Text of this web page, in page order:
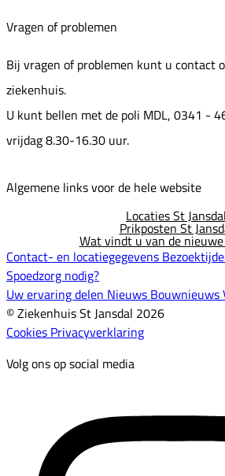
Vragen of problemen
Bij vragen of problemen kunt u contact
ziekenhuis.
U kunt bellen met de poli MDL, 0341 -
vrijdag 8.30-16.30 uur.
Algemene links voor de hele website
Locaties St Jansdal
Prikposten St
Wat vindt u van de
Contact- en locatiegegevens
Spoedzorg nodig?
Uw ervaring delen Nieuws Bouwnieuws
© Ziekenhuis St Jansdal 2026
Cookies Privacyverklaring
Volg ons op social media